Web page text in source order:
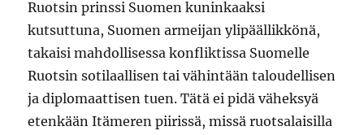
Ruotsin prinssi Suomen kuninkaaksi
kutsuttuna, Suomen armeijan ylipäällikkönä,
takaisi mahdollisessa konfliktissa Suomelle
Ruotsin sotilaallisen tai vähintään taloudellisen
ja diplomaattisen tuen. Tätä ei pidä väheksyä
etenkään Itämeren piirissä, missä ruotsalaisilla